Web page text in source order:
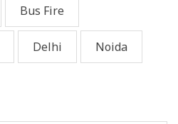
Bus Fire
Delhi Noida